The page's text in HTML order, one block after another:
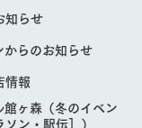
知らせ
からのお知らせ
情報
館ヶ森（冬のイベン
ソン・駅伝］）